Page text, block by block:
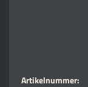
Artikelnummer: